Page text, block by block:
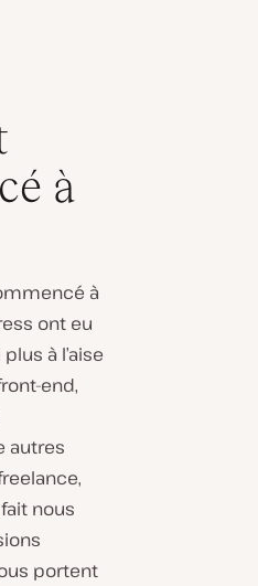
à
à
ont eu
à l’aise
end,
autres
nous
portent